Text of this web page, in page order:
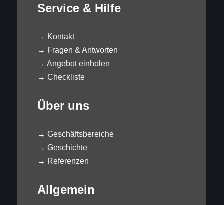
Service & Hilfe
→ Kontakt
→ Fragen & Antworten
→ Angebot einholen
→ Checkliste
Über uns
→ Geschäftsbereiche
→ Geschichte
→ Referenzen
Allgemein